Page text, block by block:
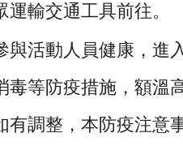
輸交通工具前往。
活動人員健康，進
等防疫措施，額溫
調整，本防疫注意